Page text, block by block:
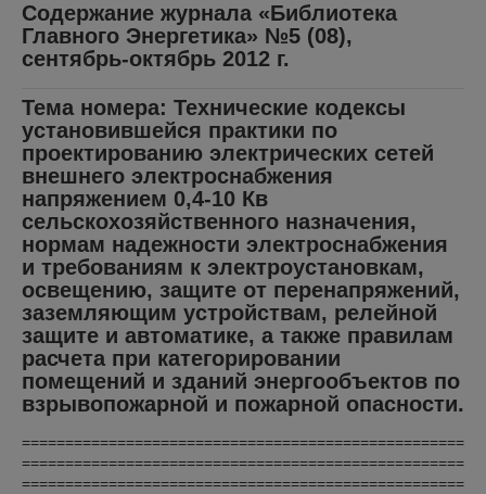
Содержание журнала «Библиотека
Главного Энергетика» №5 (08),
сентябрь-октябрь 2012 г.
Тема номера: Технические кодексы
установившейся практики по
проектированию электрических сетей
внешнего электроснабжения
напряжением 0,4-10 Кв
сельскохозяйственного назначения,
нормам надежности электроснабжения
и требованиям к электроустановкам,
освещению, защите от перенапряжений,
заземляющим устройствам, релейной
защите и автоматике, а также правилам
расчета при категорировании
помещений и зданий энергообъектов по
взрывопожарной и пожарной опасности.
===================================================
===================================================
===================================================